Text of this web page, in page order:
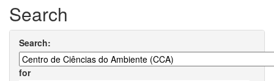
Search
Search:
for